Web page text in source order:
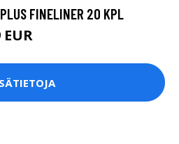
FINELINER 20 KPL
EUR